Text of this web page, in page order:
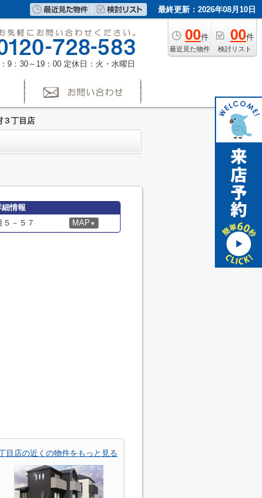
最終更新：2026年08月10日
00件
最近見た物件
00件
検討リスト
9：30～19：00 定休日：火・水曜日
３丁目店
情報
－５７ MAP ▼
目店の近くの物件をもっと見る